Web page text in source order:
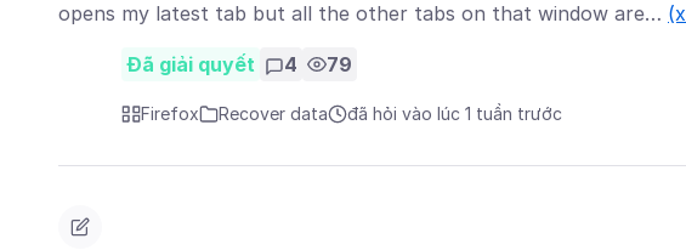
opens my latest tab but all the other tabs on that window are…
Đã giải quyết 4 79
Firefox Recover data đã hỏi vào lúc 1 tuần trước